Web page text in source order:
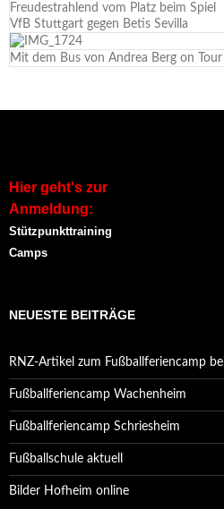
Freudestrahlend vom Platz beim Spiel
VfB Stuttgart gegen Betis Sevilla
Mit dem Bus von Andrea Berg on Tour
Hier geht's zur
Anmeldung:
Stützpunkttraining
Camps
NEUESTE BEITRÄGE
RNZ-Artikel zum Fußballferiencamp
Fußballferiencamp Wachenheim
Fußballferiencamp Schriesheim
Fußballschule aktuell
Bilder Hofheim online